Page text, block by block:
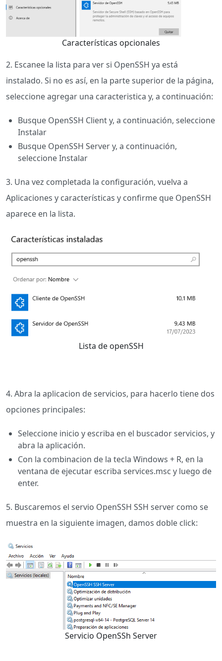
Características opcionales
2. Escanee la lista para ver si OpenSSH ya está
instalado. Si no es así, en la parte superior de la página,
seleccione agregar una caracteristica y, a continuación:
Busque OpenSSH Client y, a continuación, seleccione
Instalar
Busque OpenSSH Server y, a continuación,
seleccione Instalar
3. Una vez completada la configuración, vuelva a
Aplicaciones y características y confirme que OpenSSH
aparece en la lista.
Lista de openSSH
4. Abra la aplicacion de servicios, para hacerlo tiene dos
opciones principales:
Seleccione inicio y escriba en el buscador servicios, y
abra la aplicación.
Con la combinacion de la tecla Windows + R, en la
ventana de ejecutar escriba services.msc y luego de
enter.
5. Buscaremos el servio OpenSSH SSH server como se
muestra en la siguiente imagen, damos doble click:
Servicio OpenSSh Server